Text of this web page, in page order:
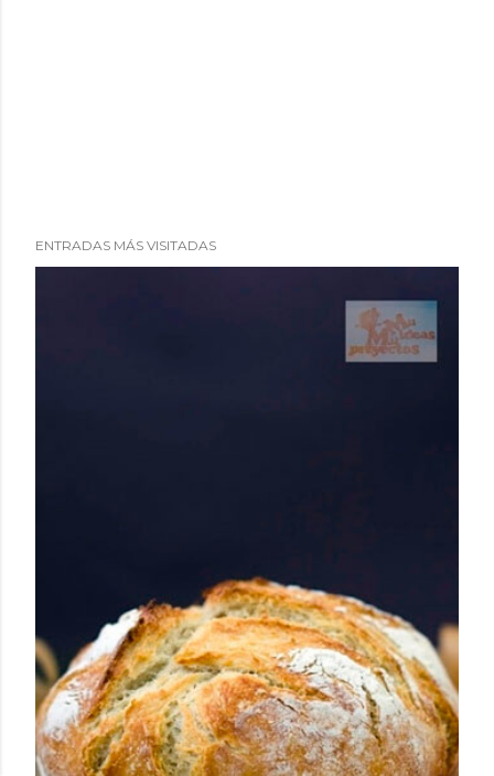
ENTRADAS MÁS VISITADAS